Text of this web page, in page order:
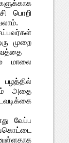
பொறி
முறை
மாலை
அதை
வேப்ப